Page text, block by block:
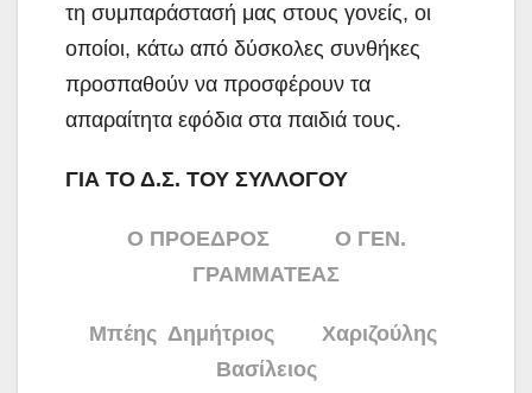
τη συμπαράστασή μας στους γονείς, οι
οποίοι, κάτω από δύσκολες συνθήκες
προσπαθούν να προσφέρουν τα
απαραίτητα εφόδια στα παιδιά τους.
ΓΙΑ ΤΟ Δ.Σ. ΤΟΥ ΣΥΛΛΟΓΟΥ
Ο ΠΡΟΕΔΡΟΣ Ο ΓΕΝ.
ΓΡΑΜΜΑΤΕΑΣ
Μπέης Δημήτριος Χαριζούλης
Βασίλειος